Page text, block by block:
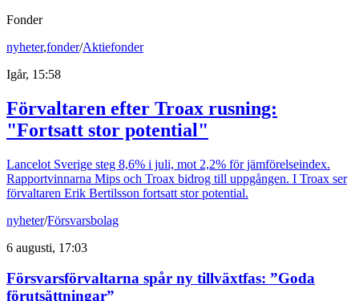
Fonder
nyheter,fonder/Aktiefonder
Igår, 15:58
Förvaltaren efter Troax rusning:
"Fortsatt stor potential"
Lancelot Sverige steg 8,6% i juli, mot 2,2% för jämförelseindex.
Rapportvinnarna Mips och Troax bidrog till uppgången. I Troax ser
förvaltaren Erik Bertilsson fortsatt stor potential.
nyheter/Försvarsbolag
6 augusti, 17:03
Försvarsförvaltarna spår ny tillväxtfas: ”Goda
förutsättningar”